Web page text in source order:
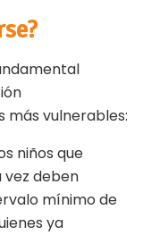
vulnerables:
niños que
deben
mínimo de
ya